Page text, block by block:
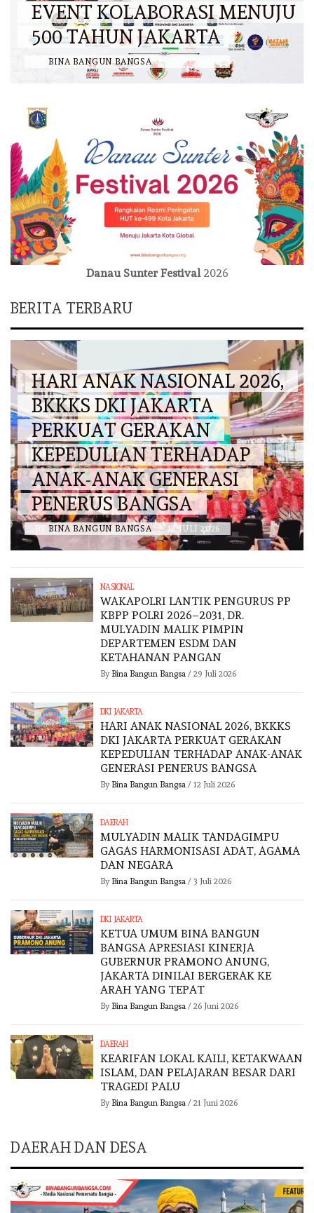
EVENT KOLABORASI MENUJU
500 TAHUN JAKARTA
BINA BANGUN BANGSA / 27 MEI 2026
Danau Sunter Festival2026
BERITA TERBARU
HARI ANAK NASIONAL 2026,
BKKKS DKI JAKARTA
PERKUAT GERAKAN
KEPEDULIAN TERHADAP
ANAK-ANAK GENERASI
PENERUS BANGSA
BY BINA BANGUN BANGSA / 12 JULI 2026
NASIONAL
WAKAPOLRI LANTIK PENGURUS PP
KBPP POLRI 2026–2031, DR.
MULYADIN MALIK PIMPIN
DEPARTEMEN ESDM DAN
KETAHANAN PANGAN
By Bina Bangun Bangsa/ 29 Juli 2026
DKI JAKARTA
HARI ANAK NASIONAL 2026, BKKKS
DKI JAKARTA PERKUAT GERAKAN
KEPEDULIAN TERHADAP ANAK-ANAK
GENERASI PENERUS BANGSA
By Bina Bangun Bangsa/ 12 Juli 2026
DAERAH
MULYADIN MALIK TANDAGIMPU
GAGAS HARMONISASI ADAT, AGAMA
DAN NEGARA
By Bina Bangun Bangsa/ 3 Juli 2026
DKI JAKARTA
KETUA UMUM BINA BANGUN
BANGSA APRESIASI KINERJA
GUBERNUR PRAMONO ANUNG,
JAKARTA DINILAI BERGERAK KE
ARAH YANG TEPAT
By Bina Bangun Bangsa/ 26 Juni 2026
DAERAH
KEARIFAN LOKAL KAILI, KETAKWAAN
ISLAM, DAN PELAJARAN BESAR DARI
TRAGEDI PALU
By Bina Bangun Bangsa/ 21 Juni 2026
DAERAH DAN DESA